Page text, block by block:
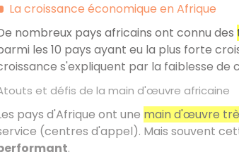
La croissance économique en Afrique
nombreux pays africains ont connu des
les 10 pays ayant eu la plus forte
s'expliquent par la faiblesse
et défis de la main d'œuvre africaine
pays d'Afrique ont une main d'œuvre
(centres d'appel). Mais souvent
.